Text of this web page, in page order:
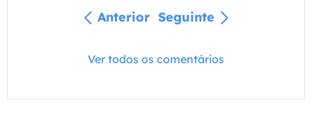
Anterior Seguinte
Ver todos os comentários